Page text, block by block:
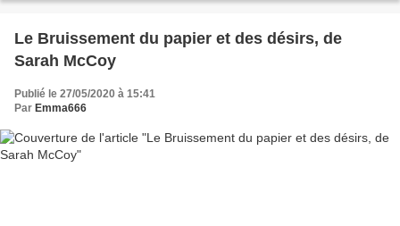
Le Bruissement du papier et des désirs, de
Sarah McCoy
Publié le 27/05/2020 à 15:41
Par Emma666